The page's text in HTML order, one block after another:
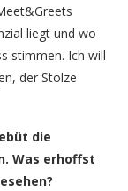
liegt und wo
stimmen. Ich will
der Stolze
die
Was erhoffst